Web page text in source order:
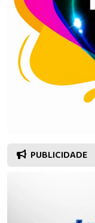
PUBLICIDADE